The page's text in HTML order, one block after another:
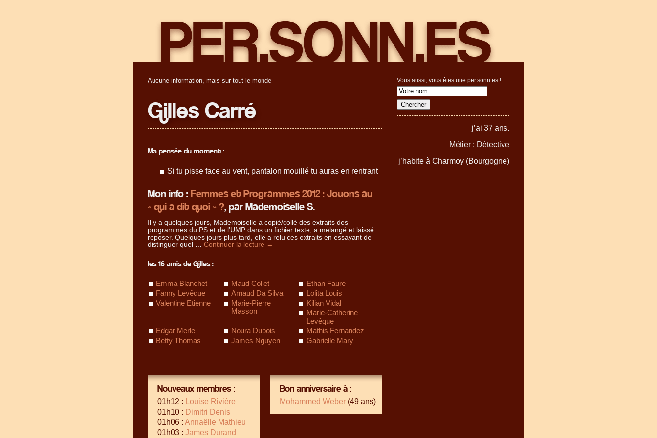
Aucune information, mais sur tout le monde
Gilles Carré
Vous aussi, vous êtes une per.sonn.es !
j’ai 37 ans.
Métier : Détective
j’habite à Charmoy (Bourgogne)
Ma pensée du moment :
Si tu pisse face au vent, pantalon mouillé tu auras en rentrant
Mon info :Femmes et Programmes 2012 : Jouons au
« qui a dit quoi » ?, par Mademoiselle S.
Il y a quelques jours, Mademoiselle a copié/collé des extraits des
programmes du PS et de l’UMP dans un fichier texte, a mélangé et laissé
reposer. Quelques jours plus tard, elle a relu ces extraits en essayant de
distinguer quel … Continuer la lecture →
les 16 amis de Gilles :
Emma Blanchet Maud Collet
Ethan Faure
Fanny Levêque
Arnaud Da Silva
Lolita Louis
Valentine Etienne
Marie-Pierre
Masson
Kilian Vidal
Marie-Catherine
Levêque
Edgar Merle
Noura Dubois
Mathis Fernandez
Betty Thomas
James Nguyen Gabrielle Mary
Nouveaux membres :
01h12 :
Louise Rivière
01h10 : Dimitri Denis
01h06 : Annaëlle Mathieu
01h03 : James Durand
Bon anniversaire à :
Mohammed Weber (49 ans)